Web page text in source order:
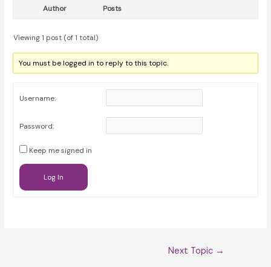
Author Posts
Viewing 1 post (of 1 total)
You must be logged in to reply to this topic.
Username:
Password:
Keep me signed in
Log In
Next Topic →